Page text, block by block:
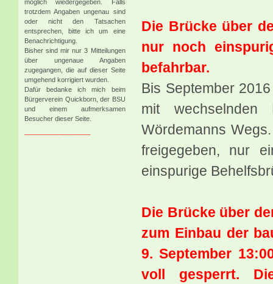
möglich wiedergegeben. Falls
trotzdem Angaben ungenau sind
oder nicht den Tatsachen
entsprechen, bitte ich um eine
Benachrichtigung.
Bisher sind mir nur 3 Mitteilungen
über ungenaue Angaben
zugegangen, die auf dieser Seite
umgehend korrigiert wurden.
Dafür bedanke ich mich beim
Bürgerverein Quickborn, der BSU
und einem aufmerksamen
Besucher dieser Seite.
Die Brücke über
nur noch
befahrbar.
Bis September
mit
Wördemanns
freigegeben, nur
einspurige
Die Brücke über
zum Einbau der
9. September
voll gesperrt.